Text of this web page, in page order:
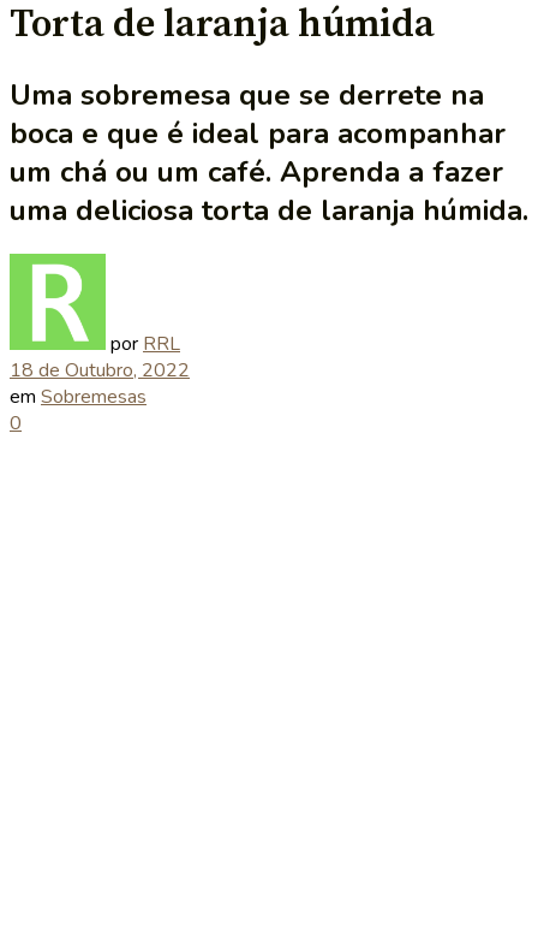
Torta de laranja húmida
Uma sobremesa que se derrete na
boca e que é ideal para acompanhar
um chá ou um café. Aprenda a fazer
uma deliciosa torta de laranja húmida.
por RRL
18 de Outubro, 2022
em Sobremesas
0